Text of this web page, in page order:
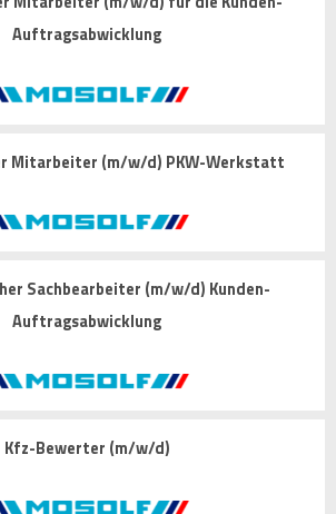
Auftragsabwicklung
Mitarbeiter (m/w/d) PKW-Werkstatt
Sachbearbeiter (m/w/d) Kunden-
Auftragsabwicklung
Kfz-Bewerter (m/w/d)